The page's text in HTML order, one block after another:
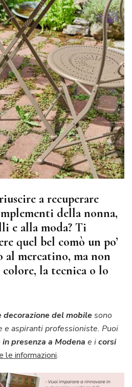
a recuperare
della nonna,
e alla moda? Ti
quel bel comò un po’
al mercatino, ma non
la tecnica o lo
decorazione del mobilesono
e aspiranti professioniste. Puoi
presenza a Modena e icorsi
le informazioni.